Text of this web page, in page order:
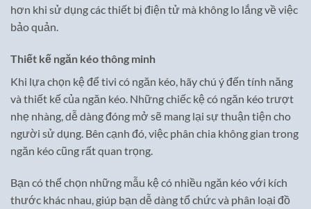
hơn khi sử dụng các thiết bị điện tử mà không lo lắng về việc
bảo quản.
Thiết kế ngăn kéo thông minh
Khi lựa chọn kệ để tivi có ngăn kéo, hãy chú ý đến tính năng
và thiết kế của ngăn kéo. Những chiếc kệ có ngăn kéo trượt
nhẹ nhàng, dễ dàng đóng mở sẽ mang lại sự thuận tiện cho
người sử dụng. Bên cạnh đó, việc phân chia không gian trong
ngăn kéo cũng rất quan trọng.
Bạn có thể chọn những mẫu kệ có nhiều ngăn kéo với kích
thước khác nhau, giúp bạn dễ dàng tổ chức và phân loại đồ